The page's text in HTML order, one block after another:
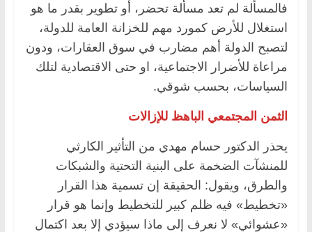
فالمسألة لم تعد مسألة تحضر، أو تطوير بقدر ما هو
استغلال للأرض كمورد مهم للخزانة العامة للدولة،
لتصبح الدولة أهم مضارب في سوق العقارات، ودون
مراعاة للأضرار الاجتماعية، او حتى الاقتصادية لتلك
السياسات، بحسب شوقي.
الثمن المجتمعي الباهظ للإزالات
يحذر الدكتور حسام مهدي من التأثير الكارثي
للمنشآت الضخمة على البنية التحتية والشبكات
والطرق، ويقول: الحقيقة إن تسمية هذا القرار
«تخطيط» فيه ظلم كبير للتخطيط وإنما هو قرار
«عشوائي» لا نعرف إلى ماذا سيؤدي إلا بعد اكتمال